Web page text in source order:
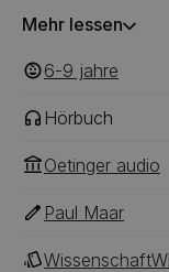
sich auf einen
als Erwachsener
Wesen Galimat
Pille) in seinem
Hommage an das
Mehr lessen
6-9 ‎‎ jahre
Hörbuch
Oetinger audio
Paul Maar
Wissenschaft